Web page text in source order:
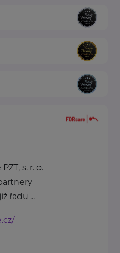
s. r. o.
řadu ...